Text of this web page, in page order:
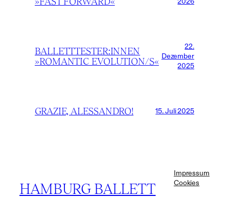
BALLETTTESTER:INNEN
»ROMANTIC EVOLUTION/S«
22.
Dezember
2025
GRAZIE, ALESSANDRO! 15. Juli 2025
HAMBURG BALLETT
Impressum
Cookies